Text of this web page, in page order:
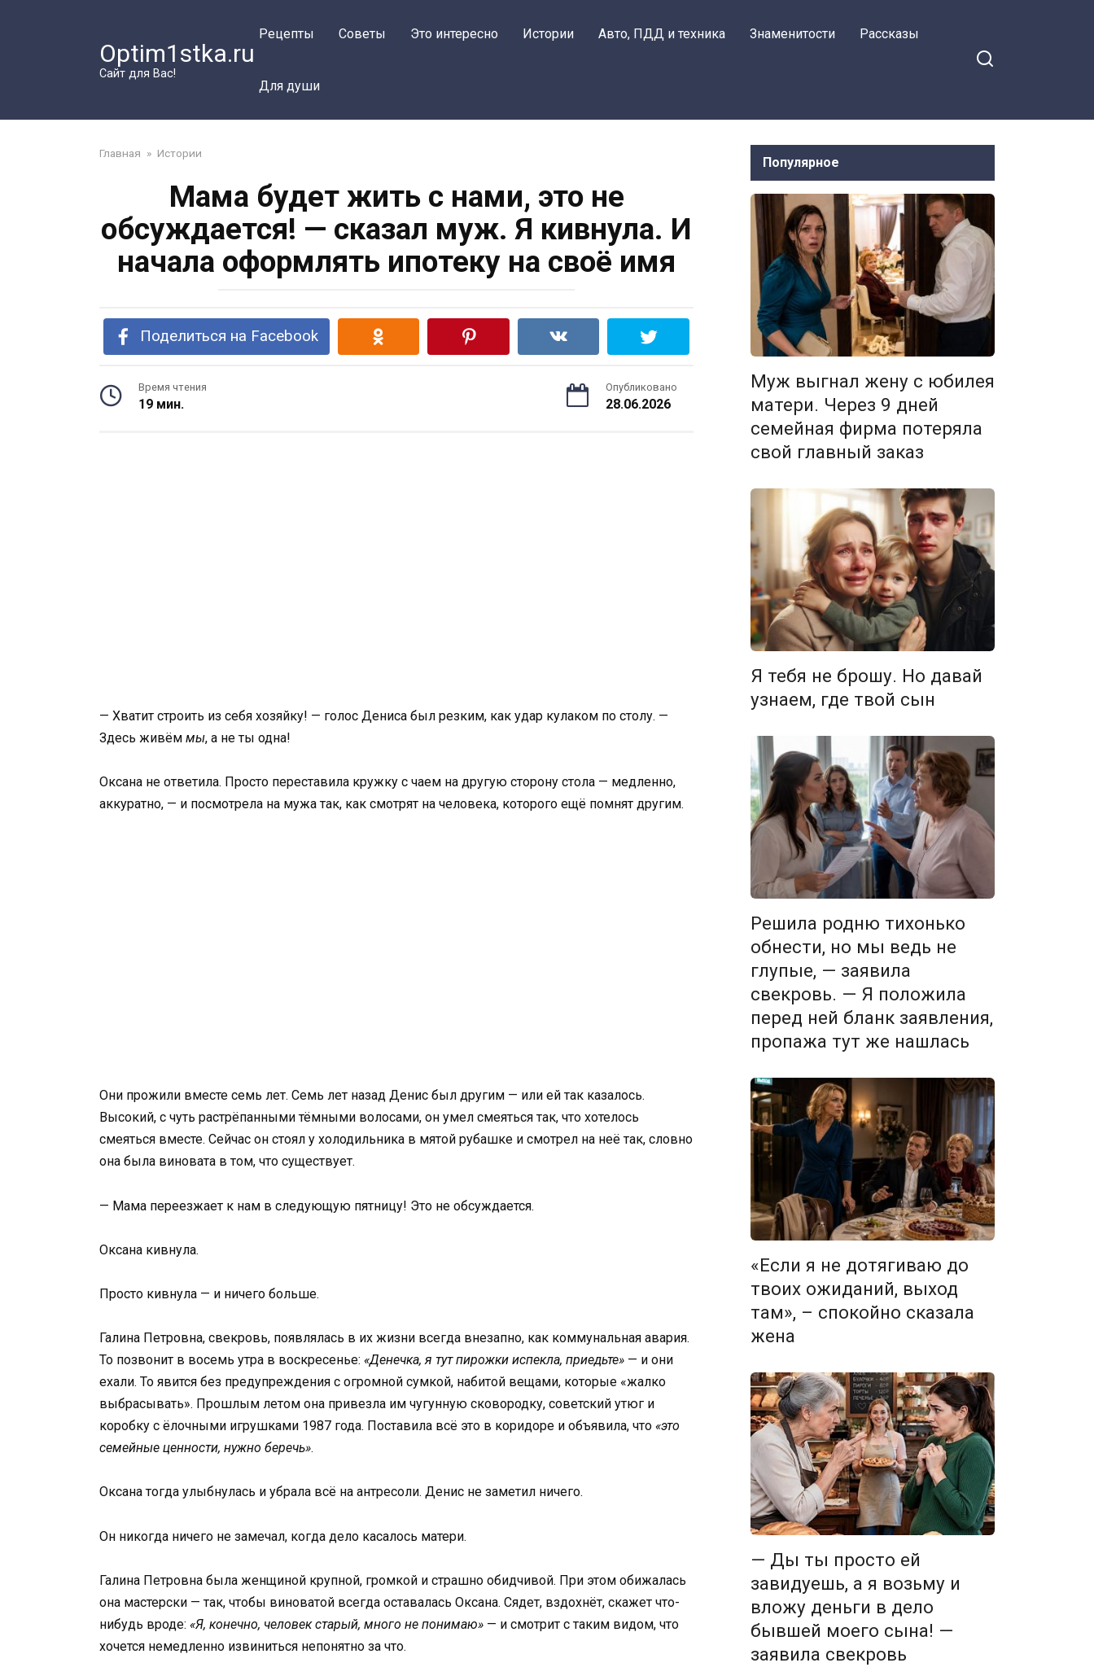
Optim1stka.ru
Сайт для Вас!
Рецепты Советы Это интересно Истории Авто, ПДД и техника Знаменитости Рассказы
Для души
Главная » Истории
Мама будет жить с нами, это не
обсуждается! — сказал муж. Я кивнула. И
начала оформлять ипотеку на своё имя
Поделиться на Facebook
Время чтения
19 мин.
Опубликовано
28.06.2026
— Хватит строить из себя хозяйку! — голос Дениса был резким, как удар кулаком по столу. —
Здесь живём мы, а не ты одна!
Оксана не ответила. Просто переставила кружку с чаем на другую сторону стола — медленно,
аккуратно, — и посмотрела на мужа так, как смотрят на человека, которого ещё помнят другим.
Они прожили вместе семь лет. Семь лет назад Денис был другим — или ей так казалось.
Высокий, с чуть растрёпанными тёмными волосами, он умел смеяться так, что хотелось
смеяться вместе. Сейчас он стоял у холодильника в мятой рубашке и смотрел на неё так, словно
она была виновата в том, что существует.
— Мама переезжает к нам в следующую пятницу! Это не обсуждается.
Оксана кивнула.
Просто кивнула — и ничего больше.
Галина Петровна, свекровь, появлялась в их жизни всегда внезапно, как коммунальная авария.
То позвонит в восемь утра в воскресенье: «Денечка, я тут пирожки испекла, приедьте» — и они
ехали. То явится без предупреждения с огромной сумкой, набитой вещами, которые «жалко
выбрасывать». Прошлым летом она привезла им чугунную сковородку, советский утюг и
коробку с ёлочными игрушками 1987 года. Поставила всё это в коридоре и объявила, что «это
семейные ценности, нужно беречь».
Оксана тогда улыбнулась и убрала всё на антресоли. Денис не заметил ничего.
Он никогда ничего не замечал, когда дело касалось матери.
Галина Петровна была женщиной крупной, громкой и страшно обидчивой. При этом обижалась
она мастерски — так, чтобы виноватой всегда оставалась Оксана. Сядет, вздохнёт, скажет что-
нибудь вроде: «Я, конечно, человек старый, много не понимаю» — и смотрит с таким видом, что
хочется немедленно извиниться непонятно за что.
Популярное
Муж выгнал жену с юбилея
матери. Через 9 дней
семейная фирма потеряла
свой главный заказ
Я тебя не брошу. Но давай
узнаем, где твой сын
Решила родню тихонько
обнести, но мы ведь не
глупые, — заявила
свекровь. — Я положила
перед ней бланк заявления,
пропажа тут же нашлась
«Если я не дотягиваю до
твоих ожиданий, выход
там», – спокойно сказала
жена
— Ды ты просто ей
завидуешь, а я возьму и
вложу деньги в дело
бывшей моего сына! —
заявила свекровь